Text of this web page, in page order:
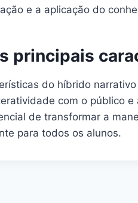
e a aplicação do
principais
do híbrido
com o público
de transformar a
para todos os alunos.